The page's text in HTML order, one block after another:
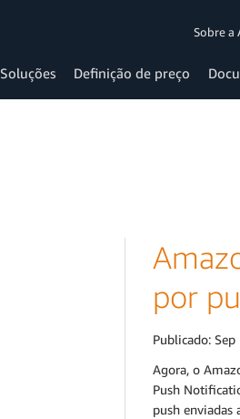
Sobre a
Soluções Definição de preço
por
Publicado: Sep
Agora, o
Push
push enviadas